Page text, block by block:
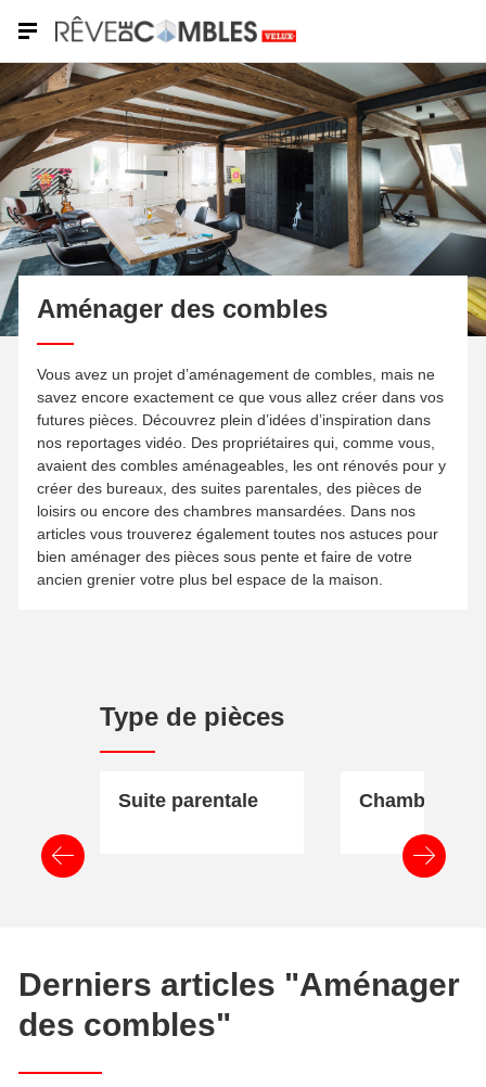
Aménager des combles
Vous avez un projet d’aménagement de combles, mais ne
savez encore exactement ce que vous allez créer dans vos
futures pièces. Découvrez plein d’idées d’inspiration dans
nos reportages vidéo. Des propriétaires qui, comme vous,
avaient des combles aménageables, les ont rénovés pour y
créer des bureaux, des suites parentales, des pièces de
loisirs ou encore des chambres mansardées. Dans nos
articles vous trouverez également toutes nos astuces pour
bien aménager des pièces sous pente et faire de votre
ancien grenier votre plus bel espace de la maison.
Type de pièces
Suite parentale Chambre
Derniers articles "Aménager
des combles"